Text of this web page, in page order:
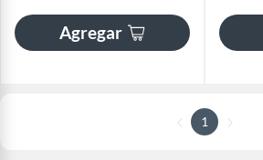
Agregar
1